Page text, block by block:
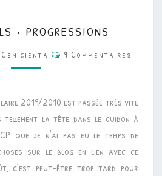
•
OUTILS
•
• PROGRESSIONS
Cenicienta Commentaires
9 Commentaires
2019/2010 est passée très vite
tellement la tête dans le guidon à
que je n’ai pas eu le temps de
sur le blog en lien avec ce
c’est peut-être trop tard pour